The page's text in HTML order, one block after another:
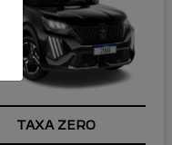
TAXA ZERO